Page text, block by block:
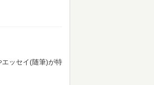
ッセイ(随筆)が特